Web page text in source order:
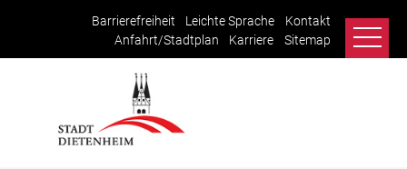
Barrierefreiheit Leichte Sprache
Kontakt
Anfahrt/Stadtplan
Karriere Sitemap